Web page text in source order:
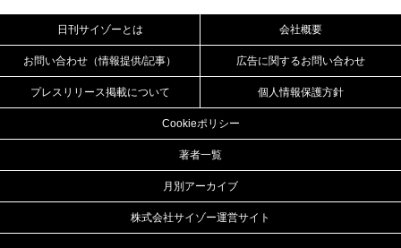
日刊サイゾーとは 会社概要
お問い合わせ（情報提供/記事） 広告に関するお問い合わせ
プレスリリース掲載について 個人情報保護方針
Cookieポリシー
著者一覧
月別アーカイブ
株式会社サイゾー運営サイト